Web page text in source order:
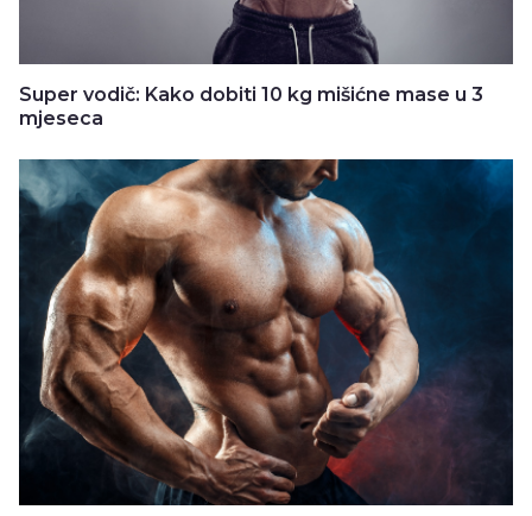
Super vodič: Kako dobiti 10 kg mišićne mase u 3
mjeseca